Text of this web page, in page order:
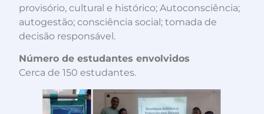
provisório, cultural e histórico; Autoconsciência;
autogestão; consciência social; tomada de
decisão responsável.
Número de estudantes envolvidos
Cerca de 150 estudantes.